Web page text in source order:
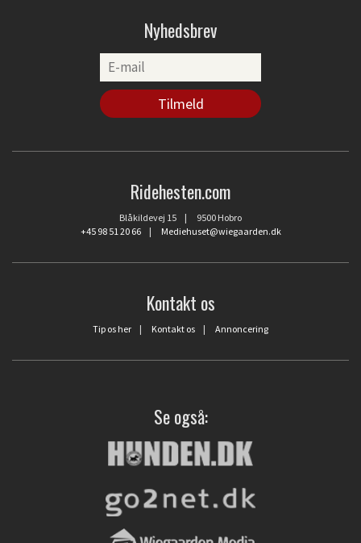
Nyhedsbrev
Ridehesten.com
Blåkildevej 15 | 9500 Hobro
+45 98 51 20 66| Mediehuset@wiegaarden.dk
Kontakt os
Tip os her | Kontakt os | Annoncering
Se også: